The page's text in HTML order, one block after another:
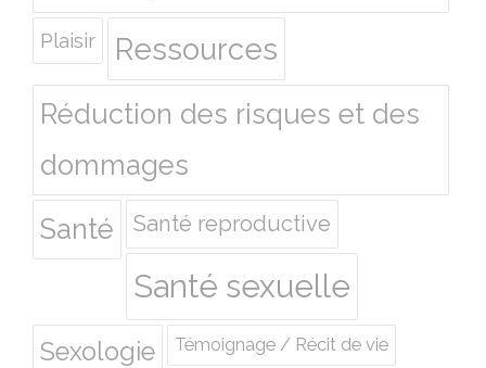
Plaisir Ressources
Réduction des risques et des
dommages
Santé
Santé reproductive
Santé sexuelle
Sexologie Témoignage / Récit de vie